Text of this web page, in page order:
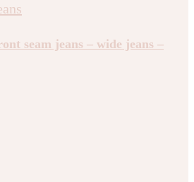
seam jeans – wide jeans –